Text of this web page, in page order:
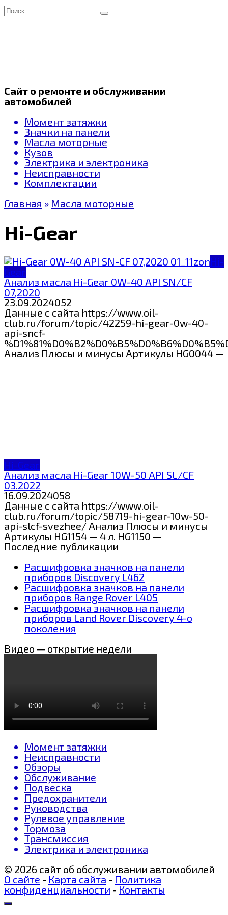
Перейти
к
Search
for:
Сайт о ремонте и обслуживании
автомобилей
Момент затяжки
Значки на панели
Масла моторные
Кузов
Электрика и электроника
Неисправности
Комплектации
Главная » Масла моторные
Hi-Gear
Hi-
Gear
Анализ масла Hi-Gear 0W-40 API SN/CF
07,2020
23.09.2024052
Данные с сайта https://www.oil-
club.ru/forum/topic/42259-hi-gear-0w-40-
api-sncf-
Анализ Плюсы и минусы Артикулы HG0044 —
Hi-Gear
Анализ масла Hi-Gear 10W-50 API SL/CF
03.2022
16.09.2024058
Данные с сайта https://www.oil-
club.ru/forum/topic/58719-hi-gear-10w-50-
api-slcf-svezhee/ Анализ Плюсы и минусы
Артикулы HG1154 — 4 л. HG1150 —
Последние публикации
Расшифровка значков на панели
приборов Discovery L462
Расшифровка значков на панели
приборов Range Rover L405
Расшифровка значков на панели
приборов Land Rover Discovery 4-о
поколения
Видео — открытие недели
Момент затяжки
Неисправности
Обзоры
Обслуживание
Подвеска
Предохранители
Руководства
Рулевое управление
Тормоза
Трансмиссия
Электрика и электроника
© 2026 сайт об обслуживании автомобилей
О сайте - Карта сайта - Политика
конфиденциальности - Контакты